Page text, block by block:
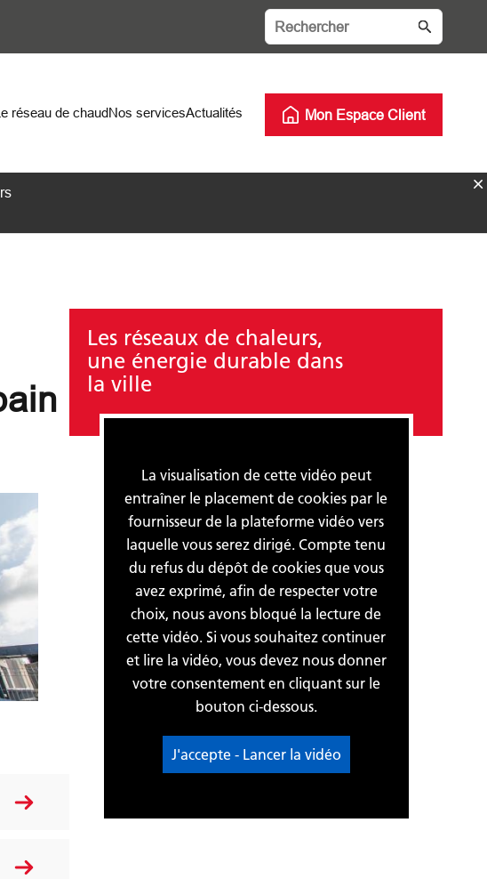
réseau de chaudNos servicesActualités Mon Espace Client
Les réseaux de chaleurs,
une énergie durable dans
la ville
La visualisation de cette vidéo peut
entraîner le placement de cookies par le
fournisseur de la plateforme vidéo vers
laquelle vous serez dirigé. Compte tenu
du refus du dépôt de cookies que vous
avez exprimé, afin de respecter votre
choix, nous avons bloqué la lecture de
cette vidéo. Si vous souhaitez continuer
et lire la vidéo, vous devez nous donner
votre consentement en cliquant sur le
bouton ci-dessous.
J'accepte - Lancer la vidéo